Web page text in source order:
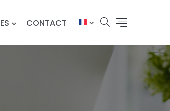
CONTACT